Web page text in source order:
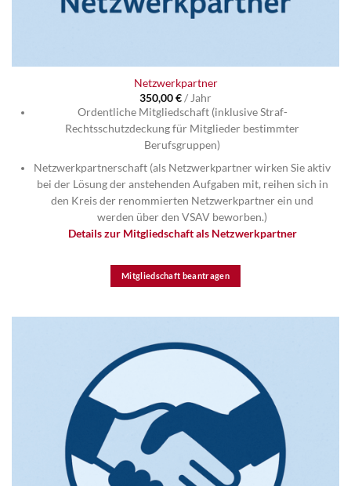
Netzwerkpartner
350,00€/ Jahr
Ordentliche Mitgliedschaft (inklusive Straf-
Rechtsschutzdeckung für Mitglieder bestimmter
Berufsgruppen)
Netzwerkpartnerschaft (als Netzwerkpartner wirken Sie aktiv
bei der Lösung der anstehenden Aufgaben mit, reihen sich in
den Kreis der renommierten Netzwerkpartner ein und
werden über den VSAV beworben.)
Details zur Mitgliedschaft als Netzwerkpartner
Mitgliedschaft beantragen